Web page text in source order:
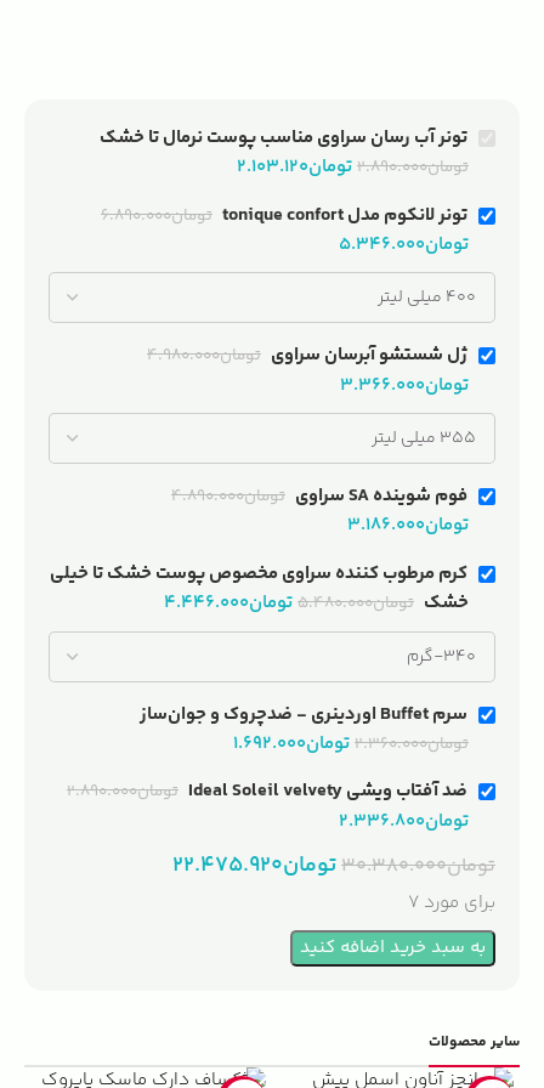
پوست خشک و حساس
تونر آب رسان سراوی مناسب پوست نرمال تا خشک
تومان۲.۸۹۰.۰۰۰تومان۲.۱۰۳.۱۲۰
تونر لانکوم مدل tonique confort
تومان۶.۸۹۰.۰۰۰
تومان۵.۳۴۶.۰۰۰
ژل شستشو آبرسان سراوی تومان۴.۹۸۰.۰۰۰
تومان۳.۳۶۶.۰۰۰
فوم شوینده SA سراوی تومان۴.۸۹۰.۰۰۰
تومان۳.۱۸۶.۰۰۰
کرم مرطوب کننده سراوی مخصوص پوست خشک تا خیلی
خشک تومان۵.۴۸۰.۰۰۰تومان۴.۴۴۶.۰۰۰
سرم Buffet اوردینری - ضدچروک و جوان‌ساز
تومان۲.۳۶۰.۰۰۰تومان۱.۶۹۲.۰۰۰
ضد آفتاب ویشی Ideal Soleil velvety
تومان۲.۸۹۰.۰۰۰
تومان۲.۳۳۶.۸۰۰
تومان۳۰.۳۸۰.۰۰۰تومان۲۲.۴۷۵.۹۲۰
برای مورد 7
به سبد خرید اضافه کنید
سایر محصولات